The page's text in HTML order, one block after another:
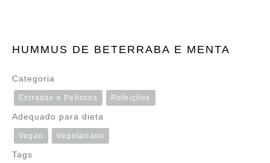
HUMMUS DE BETERRABA E MENTA
Categoria
Entradas e Petiscos Refeições
Adequado para dieta
Vegan Vegetariano
Tags